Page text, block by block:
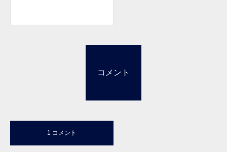
コメント
1 コメント